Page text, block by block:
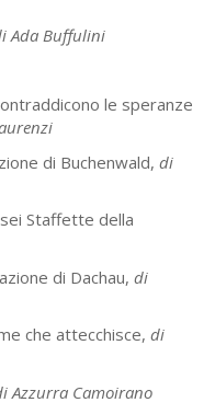
Ada Buffulini
le speranze
di Buchenwald, di
Staffette della
di Dachau, di
che attecchisce, di
Azzurra Camoirano